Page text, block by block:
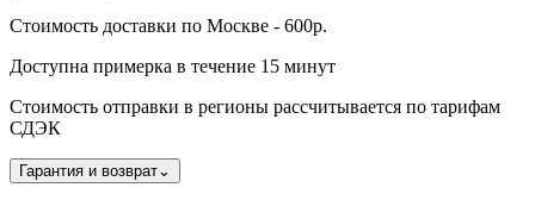
Стоимость доставки по Москве - 600р.
Доступна примерка в течение 15 минут
Стоимость отправки в регионы рассчитывается по тарифам
СДЭК
Гарантия и возврат⌄